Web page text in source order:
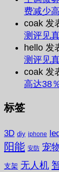
费减少
coak 发
测评见
hello 发
测评见
coak 发
高达38
标签
3D diy iphone led
阳能 安防 宠
支架 无人机